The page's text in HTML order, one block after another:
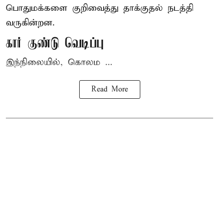
பொதுமக்களை குறிவைத்து தாக்குதல் நடத்தி
வருகின்றன.
கார் குண்டு வெடிப்பு
இந்நிலையில், கொலம ...
Read More